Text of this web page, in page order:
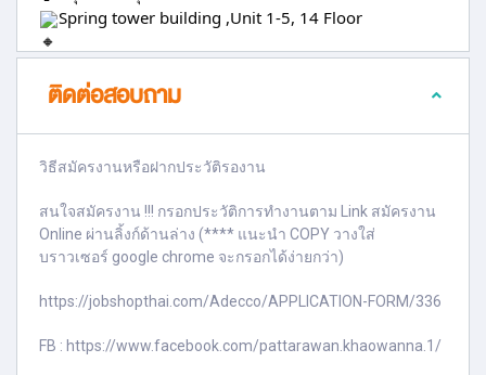
Spring tower building ,Unit 1-5, 14 Floor
ติดต่อสอบถาม
วิธีสมัครงานหรือฝากประวัติรองาน
สนใจสมัครงาน !!! กรอกประวัติการทำงานตาม Link สมัครงาน
Online ผ่านลิ้งก์ด้านล่าง (**** แนะนำ COPY วางใส่
บราวเซอร์ google chrome จะกรอกได้ง่ายกว่า)
https://jobshopthai.com/Adecco/APPLICATION-FORM/336
FB : https://www.facebook.com/pattarawan.khaowanna.1/